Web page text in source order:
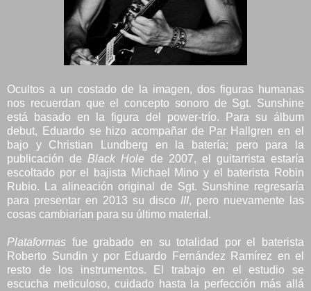
Ocultos a un costado de la imagen, dos figuras humanas
nos recuerdan que el concepto sonoro de Sgt. Sunshine
está basado en la figura del power-trío. Para su álbum
debut, Eduardo se hizo acompañar de Par Hallgren en el
bajo y Christian Lundberg en la batería; pero para la
publicación de Black Hole de 2007, el guitarrista estaría
escoltado por el bajista Michael Mino y el baterista Robin
Rubio. La alineación original de Sgt. Sunshine regresaría
para presentar en 2013 su disco III, pero nuevamente las
cosas cambiarían para su último material.
Plataformas fue grabado en su totalidad por el baterista
Roberto Sundin y por Eduardo Fernández Ramírez en el
resto de los instrumentos. El trabajo en el estudio se
escucha meticuloso, cuidado hasta la perfección más allá